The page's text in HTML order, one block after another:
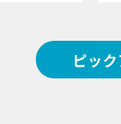
ピッ